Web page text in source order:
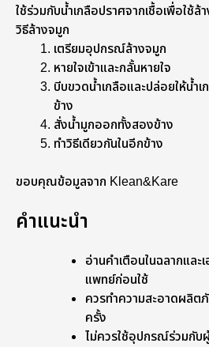
ใช้ร่วมกับน้ำเกลือปราศจากเชื้อเพื่อใช้ล้
วิธีล้างจมูก
เตรียมอุปกรณ์ล้างจมูก
หายใจเข้าและกลั้นหายใจ
บีบขวดน้ำเกลือและปล่อยให้น้ำ
ข้าง
สั่งน้ำมูกออกทั้งสองข้าง
ทำวิธีเดียวกันในอีกข้าง
ขอบคุณข้อมูลจาก Klean&Kare
คำแนะนำ
อ่านคำเตือนในฉลากและ
แพทย์ก่อนใช้
ควรทำความสะอาดผลิ
ครั้ง
ไม่ควรใช้อุปกรณ์ร่วมกับ